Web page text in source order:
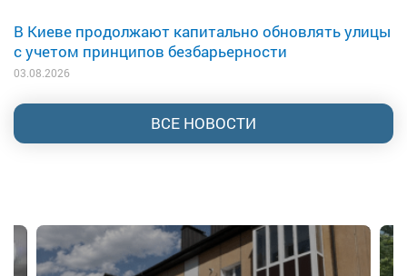
В Киеве продолжают капитально обновлять улицы
с учетом принципов безбарьерности
03.08.2026
ВСЕ НОВОСТИ